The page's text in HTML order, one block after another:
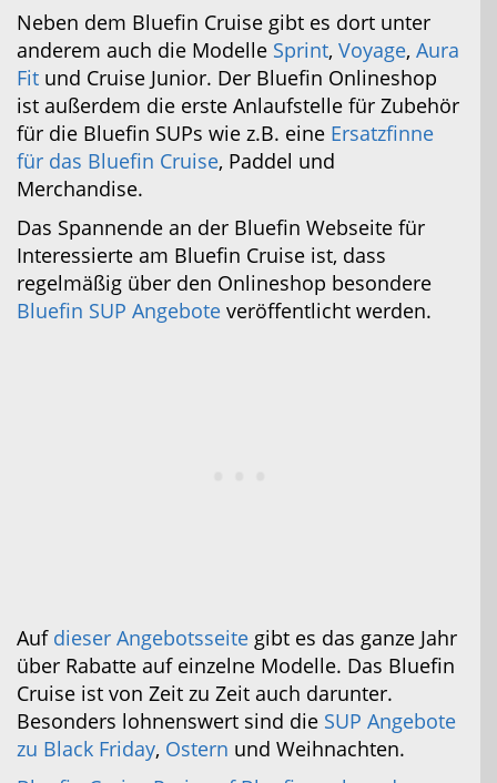
Neben dem Bluefin Cruise gibt es dort unter
anderem auch die Modelle Sprint, Voyage, Aura
Fit und Cruise Junior. Der Bluefin Onlineshop
ist außerdem die erste Anlaufstelle für Zubehör
für die Bluefin SUPs wie z.B. eine Ersatzfinne
für das Bluefin Cruise, Paddel und
Merchandise.
Das Spannende an der Bluefin Webseite für
Interessierte am Bluefin Cruise ist, dass
regelmäßig über den Onlineshop besondere
Bluefin SUP Angebote veröffentlicht werden.
Auf dieser Angebotsseite gibt es das ganze Jahr
über Rabatte auf einzelne Modelle. Das Bluefin
Cruise ist von Zeit zu Zeit auch darunter.
Besonders lohnenswert sind die SUP Angebote
zu Black Friday, Ostern und Weihnachten.